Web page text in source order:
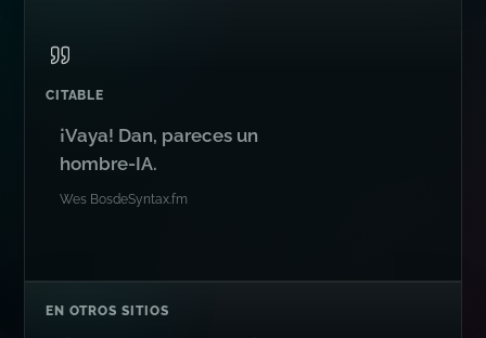
CITABLE
¡Vaya! Dan, pareces un
hombre-IA.
Wes BosdeSyntax.fm
EN OTROS SITIOS